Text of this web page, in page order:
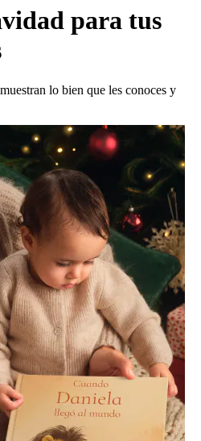
para tus
lo bien que les conoces y